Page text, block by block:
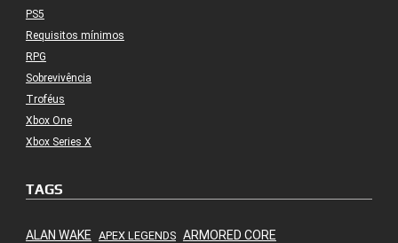
PS5
Requisitos mínimos
RPG
Sobrevivência
Troféus
Xbox One
Xbox Series X
TAGS
ALAN WAKE APEX LEGENDS ARMORED CORE